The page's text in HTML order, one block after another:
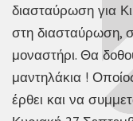
διασταύρωση για
στη διασταύρωση,
μοναστήρι. Θα
μαντηλάκια !
έρθει και να